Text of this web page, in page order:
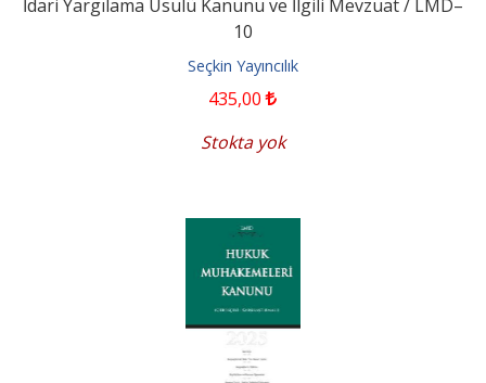
İdari Yargılama Usulü Kanunu ve İlgili Mevzuat / LMD–
10
Seçkin Yayıncılık
435,00
Stokta yok